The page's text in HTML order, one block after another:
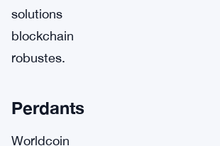
solutions
blockchain
robustes.
Perdants
Worldcoin